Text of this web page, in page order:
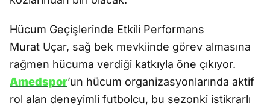
Hücum Geçişlerinde Etkili Performans
Murat Uçar, sağ bek mevkiinde görev almasına
rağmen hücuma verdiği katkıyla öne çıkıyor.
Amedspor’un hücum organizasyonlarında aktif
rol alan deneyimli futbolcu, bu sezonki istikrarlı